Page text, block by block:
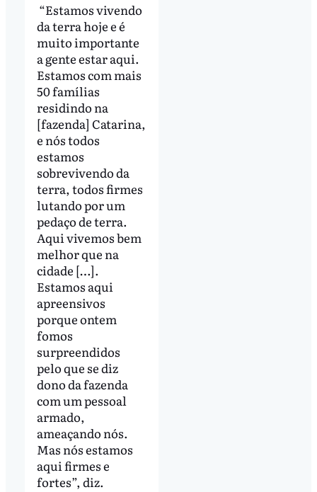
“Estamos vivendo
da terra hoje e é
muito importante
a gente estar aqui.
Estamos com mais
50 famílias
residindo na
[fazenda] Catarina,
e nós todos
estamos
sobrevivendo da
terra, todos firmes
lutando por um
pedaço de terra.
Aqui vivemos bem
melhor que na
cidade […].
Estamos aqui
apreensivos
porque ontem
fomos
surpreendidos
pelo que se diz
dono da fazenda
com um pessoal
armado,
ameaçando nós.
Mas nós estamos
aqui firmes e
fortes”, diz.